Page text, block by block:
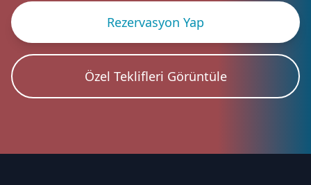
Rezervasyon Yap
Özel Teklifleri Görüntüle